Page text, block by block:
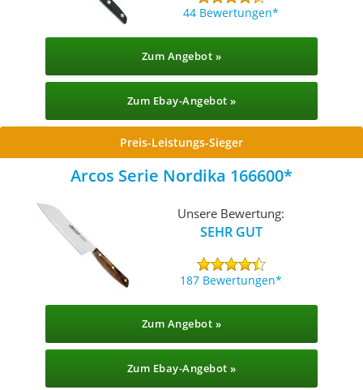
44 Bewertungen
Zum Angebot »
Zum Ebay-Angebot »
Preis-Leistungs-Sieger
Arcos Serie Nordika 166600
Unsere Bewertung:
SEHR GUT
187 Bewertungen
Zum Angebot »
Zum Ebay-Angebot »